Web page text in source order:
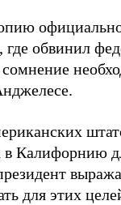
обвинил
Калифорнию
для этих